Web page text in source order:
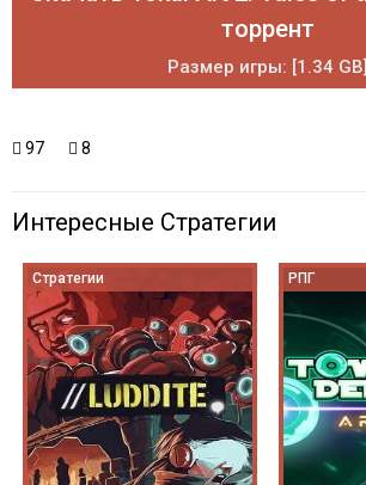
торрент
Размер игры: [1.34 GB]
97 8
Интересные Стратегии
Стратегии РПГ